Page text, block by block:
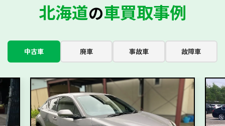
北海道の車買取事例
中古車 廃車 事故車 故障車